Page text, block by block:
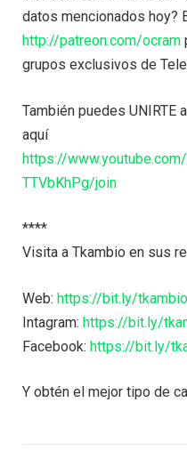
datos mencionados hoy?
http://patreon.com/ocram
grupos exclusivos de
También puedes UNIRTE
aquí
https://
TTVbKhPg/join
****
Visita a Tkambio en sus
Web: https://bit.ly/tkambio
Intagram: https://bit.ly/
Facebook: https://bit.ly/
Y obtén el mejor tipo de